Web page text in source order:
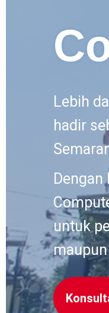
Lebih
hadir
Dengan
untuk